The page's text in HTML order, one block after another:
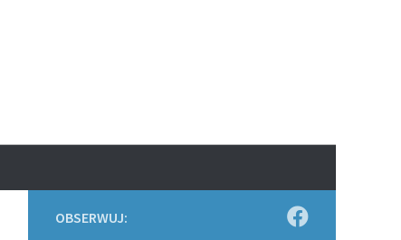
OBSERWUJ: